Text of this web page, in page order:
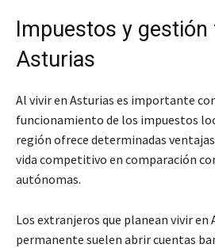
Impuestos y gestión
Asturias
Al vivir en Asturias es importante
funcionamiento de los impuestos
región ofrece determinadas
vida competitivo en comparación
autónomas.
Los extranjeros que planean vivir en
permanente suelen abrir cuentas